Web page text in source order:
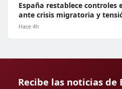
España restablece
ante crisis migratoria y
Hace 4h
Recibe las noticias de